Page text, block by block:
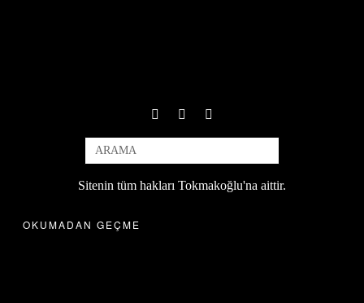
Sitenin tüm hakları Tokmakoğlu'na aittir.
OKUMADAN GEÇME